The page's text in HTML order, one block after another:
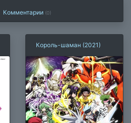
Комментарии (0)
Король-шаман (2021)